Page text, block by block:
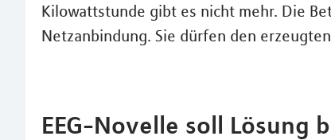
Kilowattstunde gibt es nicht mehr. Die
Netzanbindung. Sie dürfen den
EEG-Novelle soll Lösung